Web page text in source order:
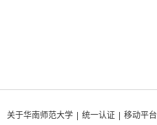
关于华南师范大学 统一认证 移动平台